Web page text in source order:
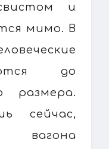
и
мимо. В
до
размера.
сейчас,
вагона